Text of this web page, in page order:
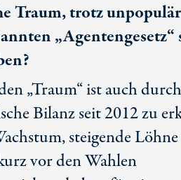
Traum, trotz
„Traum“ ist auch
Bilanz seit 2012 zu
steigende
vor den Wahlen